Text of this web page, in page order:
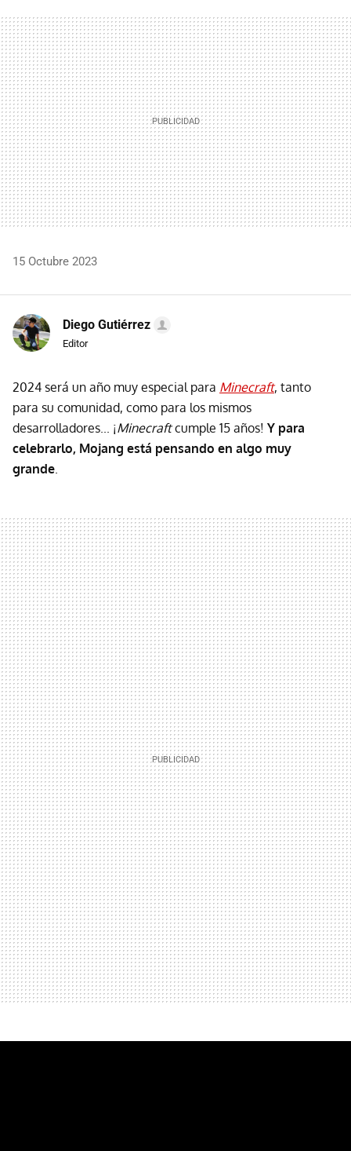
MAIL
15 Octubre 2023
Diego Gutiérrez
Editor
2024 será un año muy especial para Minecraft, tanto
para su comunidad, como para los mismos
desarrolladores... ¡Minecraftcumple 15 años! Y para
celebrarlo, Mojang está pensando en algo muy
grande.